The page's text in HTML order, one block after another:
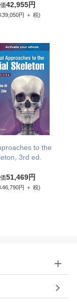
42,955円
39,050円 ＋ 税)
to the
3rd ed.
51,469円
46,790円 ＋ 税)